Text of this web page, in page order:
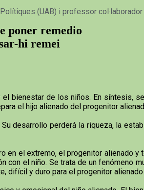
(UAB) i professor
poner remedio
hi remei
bienestar de los niños. En síntesis,
el hijo alienado del progenitor
desarrollo perderá la riqueza, la
en el extremo, el progenitor alienado
con el niño. Se trata de un fenómeno
difícil y duro para el progenitor